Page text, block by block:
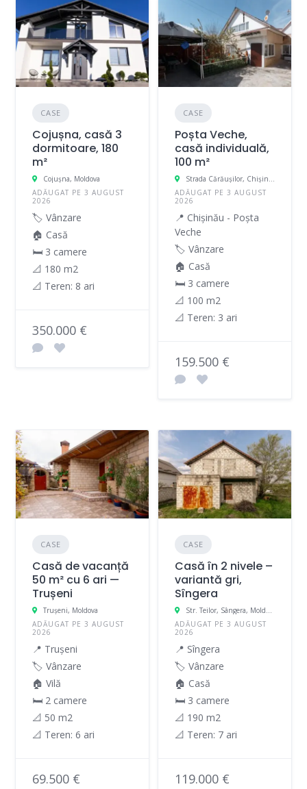
CASE
Cojușna, casă 3
dormitoare, 180
m²
Cojuşna, Moldova
ADĂUGAT PE 3 AUGUST
2026
🏷️ Vânzare
🏠 Casă
🛏 3 camere
📐 180 m2
📐 Teren: 8 ari
350.000 €
CASE
Poșta Veche,
casă individuală,
100 m²
Strada Cărăușilor, Chișinău, Moldova
ADĂUGAT PE 3 AUGUST
2026
📍 Chișinău - Poșta
Veche
🏷️ Vânzare
🏠 Casă
🛏 3 camere
📐 100 m2
📐 Teren: 3 ari
159.500 €
CASE
Casă de vacanță
50 m² cu 6 ari —
Trușeni
Truşeni, Moldova
ADĂUGAT PE 3 AUGUST
2026
📍 Trușeni
🏷️ Vânzare
🏠 Vilă
🛏 2 camere
📐 50 m2
📐 Teren: 6 ari
69.500 €
CASE
Casă în 2 nivele –
variantă gri,
Sîngera
Str. Teilor, Sângera, Moldova
ADĂUGAT PE 3 AUGUST
2026
📍 Sîngera
🏷️ Vânzare
🏠 Casă
🛏 3 camere
📐 190 m2
📐 Teren: 7 ari
119.000 €